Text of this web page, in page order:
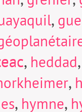
,
, heddad
,
, hymne,